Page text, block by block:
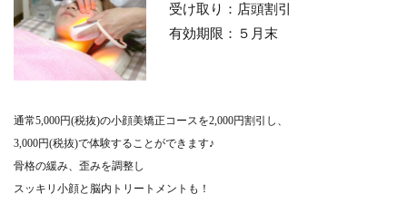
受け取り：店頭割引
有効期限：５月末
通常5,000円(税抜)の小顔美矯正コースを2,000円割引し、
3,000円(税抜)で体験することができます♪
骨格の緩み、歪みを調整し
スッキリ小顔と脳内トリートメントも！